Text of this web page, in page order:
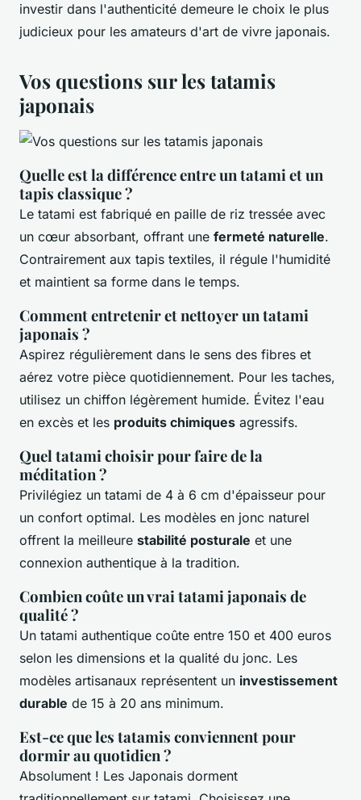
investir dans l'authenticité demeure le choix le plus
judicieux pour les amateurs d'art de vivre japonais.
Vos questions sur les tatamis
japonais
Quelle est la différence entre un tatami et un
tapis classique ?
Le tatami est fabriqué en paille de riz tressée avec
un cœur absorbant, offrant une fermeté naturelle.
Contrairement aux tapis textiles, il régule l'humidité
et maintient sa forme dans le temps.
Comment entretenir et nettoyer un tatami
japonais ?
Aspirez régulièrement dans le sens des fibres et
aérez votre pièce quotidiennement. Pour les taches,
utilisez un chiffon légèrement humide. Évitez l'eau
en excès et les produits chimiques agressifs.
Quel tatami choisir pour faire de la
méditation ?
Privilégiez un tatami de 4 à 6 cm d'épaisseur pour
un confort optimal. Les modèles en jonc naturel
offrent la meilleure stabilité posturale et une
connexion authentique à la tradition.
Combien coûte un vrai tatami japonais de
qualité ?
Un tatami authentique coûte entre 150 et 400 euros
selon les dimensions et la qualité du jonc. Les
modèles artisanaux représentent un investissement
durable de 15 à 20 ans minimum.
Est-ce que les tatamis conviennent pour
dormir au quotidien ?
Absolument ! Les Japonais dorment